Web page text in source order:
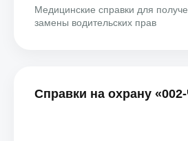
Медицинские справки для
замены водительских прав
Справки на охрану